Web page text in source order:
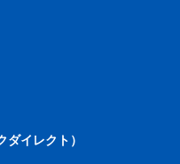
ダイレクト）